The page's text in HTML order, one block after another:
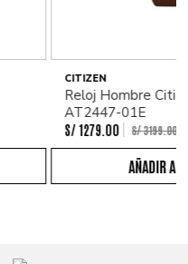
CITIZEN
Reloj Hombre
AT2447-01E
S/ 1279 00 S/3199.00